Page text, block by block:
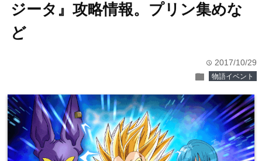
ジータ』攻略情報。プリン集めな
ど
time 2017/10/29
folder 物語イベント